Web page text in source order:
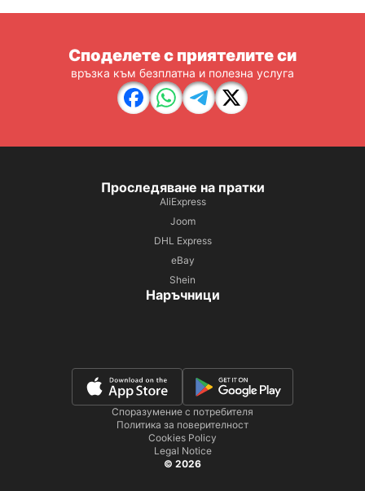
Споделете с приятелите си
връзка към безплатна и полезна услуга
Проследяване на пратки
AliExpress
Joom
DHL Express
eBay
Shein
Наръчници
Споразумение с потребителя
Политика за поверителност
Cookies Policy
Legal Notice
© 2026